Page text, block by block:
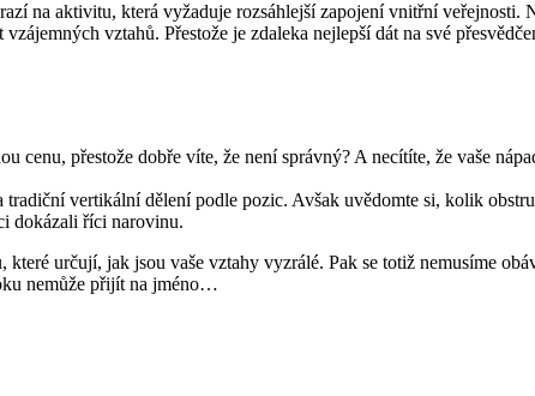
na aktivitu, která vyžaduje rozsáhlejší zapojení vnitřní veřejnosti.
vztahů. Přestože je zdaleka nejlepší dát na své
cenu, přestože dobře víte, že není správný? A necítíte, že vaše
vertikální dělení podle pozic. Avšak uvědomte si, kolik
dokázali říci narovinu.
určují, jak jsou vaše vztahy vyzrálé. Pak se totiž nemusíme
nemůže přijít na jméno…